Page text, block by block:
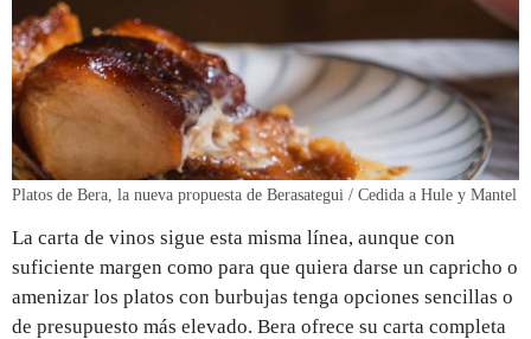
Platos de Bera, la nueva propuesta de Berasategui / Cedida a Hule y Mantel
La carta de vinos sigue esta misma línea, aunque con
suficiente margen como para que quiera darse un capricho o
amenizar los platos con burbujas tenga opciones sencillas o
de presupuesto más elevado. Bera ofrece su carta completa